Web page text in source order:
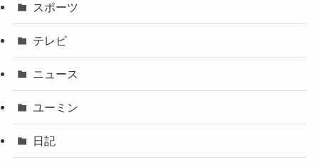
スポーツ
テレビ
ニュース
ユーミン
日記